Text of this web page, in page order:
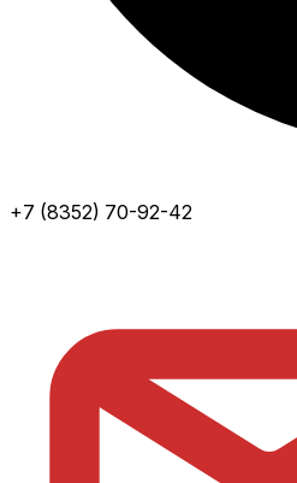
+7 (8352) 70-92-42